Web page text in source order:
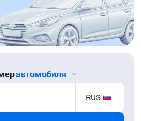
автомобиля
RUS